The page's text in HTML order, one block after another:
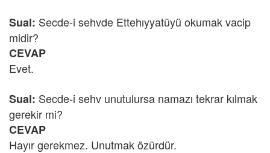
Sual: Secde-i sehvde Ettehıyyatüyü okumak vacip
midir?
CEVAP
Evet.
Sual: Secde-i sehv unutulursa namazı tekrar kılmak
gerekir mi?
CEVAP
Hayır gerekmez. Unutmak özürdür.